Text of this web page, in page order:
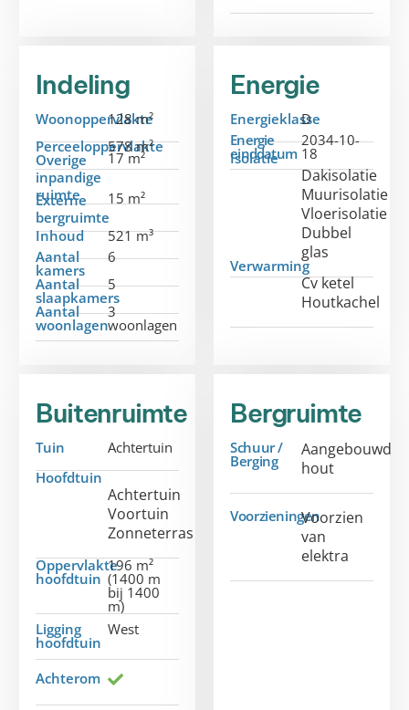
Indeling
Woonoppervlakte
128 m²
Perceeloppervlakte
578 m²
Overige
inpandige
ruimte
17 m²
Externe
bergruimte
15 m²
Inhoud
521 m³
Aantal
kamers
6
Aantal
slaapkamers
5
Aantal
woonlagen
3
woonlagen
Energie
Energieklasse
D
Energie
einddatum
2034-10-
18
Isolatie
Dakisolatie
Muurisolatie
Vloerisolatie
Dubbel
glas
Verwarming
Cv ketel
Houtkachel
Buitenruimte
Tuin
Achtertuin
Hoofdtuin
Achtertuin
Voortuin
Zonneterras
Oppervlakte
hoofdtuin
196 m²
(1400 m
bij 1400
m)
Ligging
hoofdtuin
West
Achterom
Bergruimte
Schuur /
Berging
Aangebouwd
hout
VoorzieningenVoorzien
van
elektra